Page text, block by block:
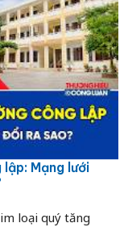
Mạng lưới
loại quý tăng